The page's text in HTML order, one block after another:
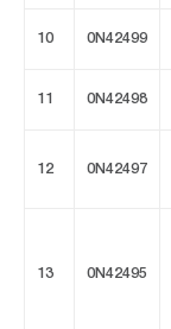
10 0N42499
11 0N42498
12 0N42497
13 0N42495